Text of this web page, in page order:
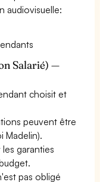
audiovisuelle:
Salarié) —
choisit et
peuvent être
Madelin).
garanties
pas obligé